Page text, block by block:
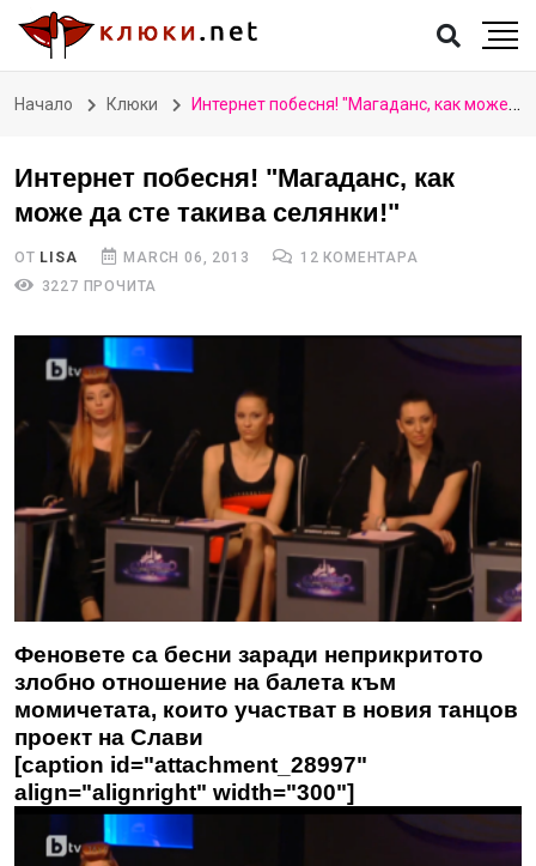
Начало Клюки Интернет побесня! "Магаданс, как може да сте такива селянки!"
Интернет побесня! "Магаданс, как
може да сте такива селянки!"
ОТ LISA MARCH 06, 2013
12 КОМЕНТАРА
3227 ПРОЧИТА
Феновете са бесни заради неприкритото
злобно отношение на балета към
момичетата, които участват в новия танцов
проект на Слави
[caption id="attachment_28997"
align="alignright" width="300"]